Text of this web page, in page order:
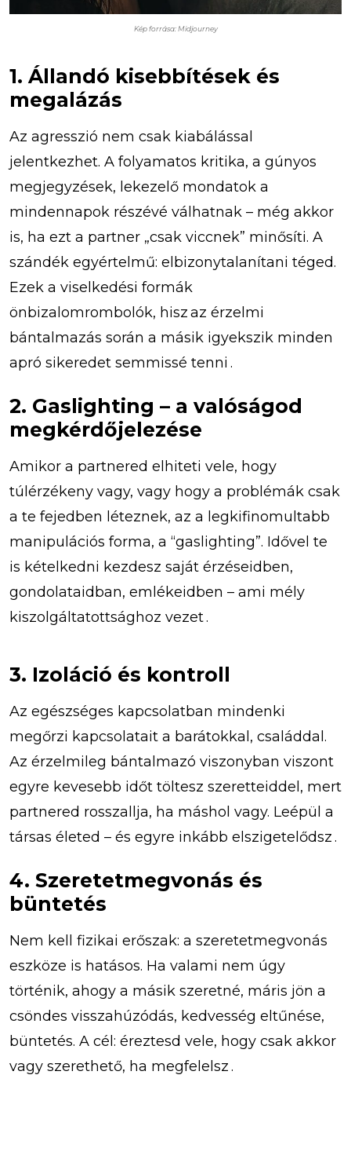
Kép forrása: Midjourney
1. Állandó kisebbítések és
megalázás
Az agresszió nem csak kiabálással
jelentkezhet. A folyamatos kritika, a gúnyos
megjegyzések, lekezelő mondatok a
mindennapok részévé válhatnak – még akkor
is, ha ezt a partner „csak viccnek” minősíti. A
szándék egyértelmű: elbizonytalanítani téged.
Ezek a viselkedési formák
önbizalomrombolók, hisz az érzelmi
bántalmazás során a másik igyekszik minden
apró sikeredet semmissé tenni .
2. Gaslighting – a valóságod
megkérdőjelezése
Amikor a partnered elhiteti vele, hogy
túlérzékeny vagy, vagy hogy a problémák csak
a te fejedben léteznek, az a legkifinomultabb
manipulációs forma, a “gaslighting”. Idővel te
is kételkedni kezdesz saját érzéseidben,
gondolataidban, emlékeidben – ami mély
kiszolgáltatottsághoz vezet .
3. Izoláció és kontroll
Az egészséges kapcsolatban mindenki
megőrzi kapcsolatait a barátokkal, családdal.
Az érzelmileg bántalmazó viszonyban viszont
egyre kevesebb időt töltesz szeretteiddel, mert
partnered rosszallja, ha máshol vagy. Leépül a
társas életed – és egyre inkább elszigetelődsz .
4. Szeretetmegvonás és
büntetés
Nem kell fizikai erőszak: a szeretetmegvonás
eszköze is hatásos. Ha valami nem úgy
történik, ahogy a másik szeretné, máris jön a
csöndes visszahúzódás, kedvesség eltűnése,
büntetés. A cél: éreztesd vele, hogy csak akkor
vagy szerethető, ha megfelelsz .